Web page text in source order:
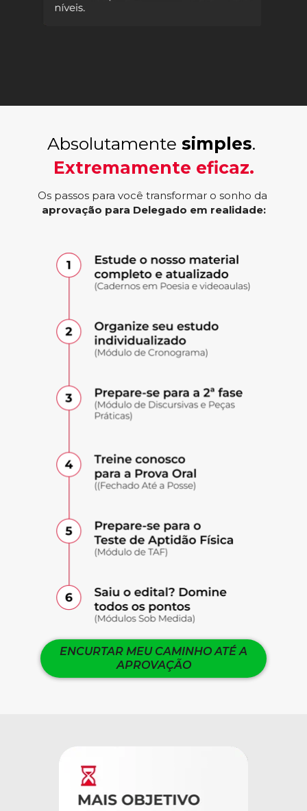
ENCURTAR MEU CAMINHO ATÉ A
APROVAÇÃO
Absolutamente simples
Extremamente eficaz.
aprovação para Delegado em realidade: